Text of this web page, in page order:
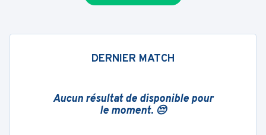
DERNIER MATCH
Aucun résultat de disponible pour
le moment. 😔